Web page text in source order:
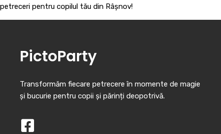
petreceri pentru copilul tău din Râșnov!
PictoParty
Transformăm fiecare petrecere în momente de magie
și bucurie pentru copii și părinți deopotrivă.